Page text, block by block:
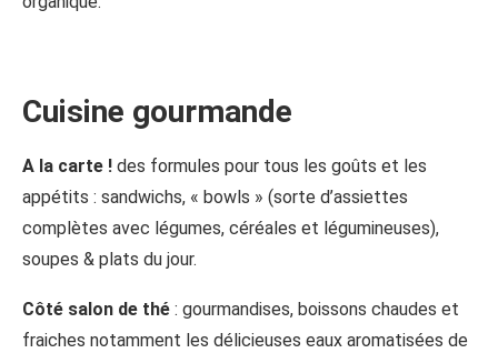
Cuisine gourmande
A la carte ! des formules pour tous les goûts et les
appétits : sandwichs, « bowls » (sorte d’assiettes
complètes avec légumes, céréales et légumineuses),
soupes & plats du jour.
Côté salon de thé : gourmandises, boissons chaudes et
fraiches notamment les délicieuses eaux aromatisées de